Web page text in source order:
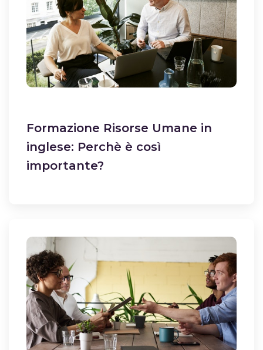
Formazione Risorse Umane in
inglese: Perchè è così
importante?